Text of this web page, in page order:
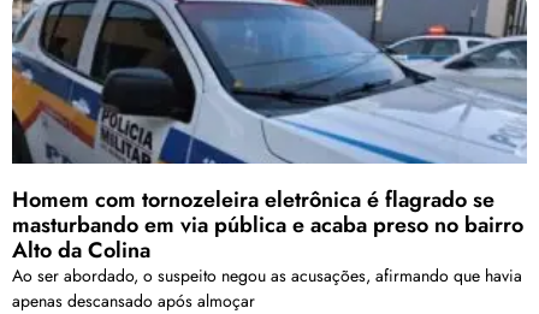
Homem com tornozeleira eletrônica é flagrado se
masturbando em via pública e acaba preso no bairro
Alto da Colina
Ao ser abordado, o suspeito negou as acusações, afirmando que havia
apenas descansado após almoçar